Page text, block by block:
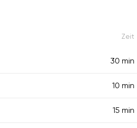
Zeit
30 min
10 min
15 min